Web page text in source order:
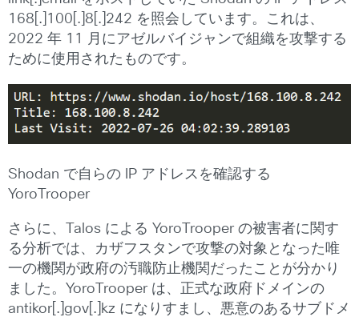
168[.]100[.]8[.]242 を照会しています。これは、
2022 年 11 月にアゼルバイジャンで組織を攻撃する
ために使用されたものです。
Shodan で自らの IP アドレスを確認する
YoroTrooper
さらに、Talos による YoroTrooper の被害者に関す
る分析では、カザフスタンで攻撃の対象となった唯
一の機関が政府の汚職防止機関だったことが分かり
ました。YoroTrooper は、正式な政府ドメインの
antikor[.]gov[.]kz になりすまし、悪意のあるサブドメ